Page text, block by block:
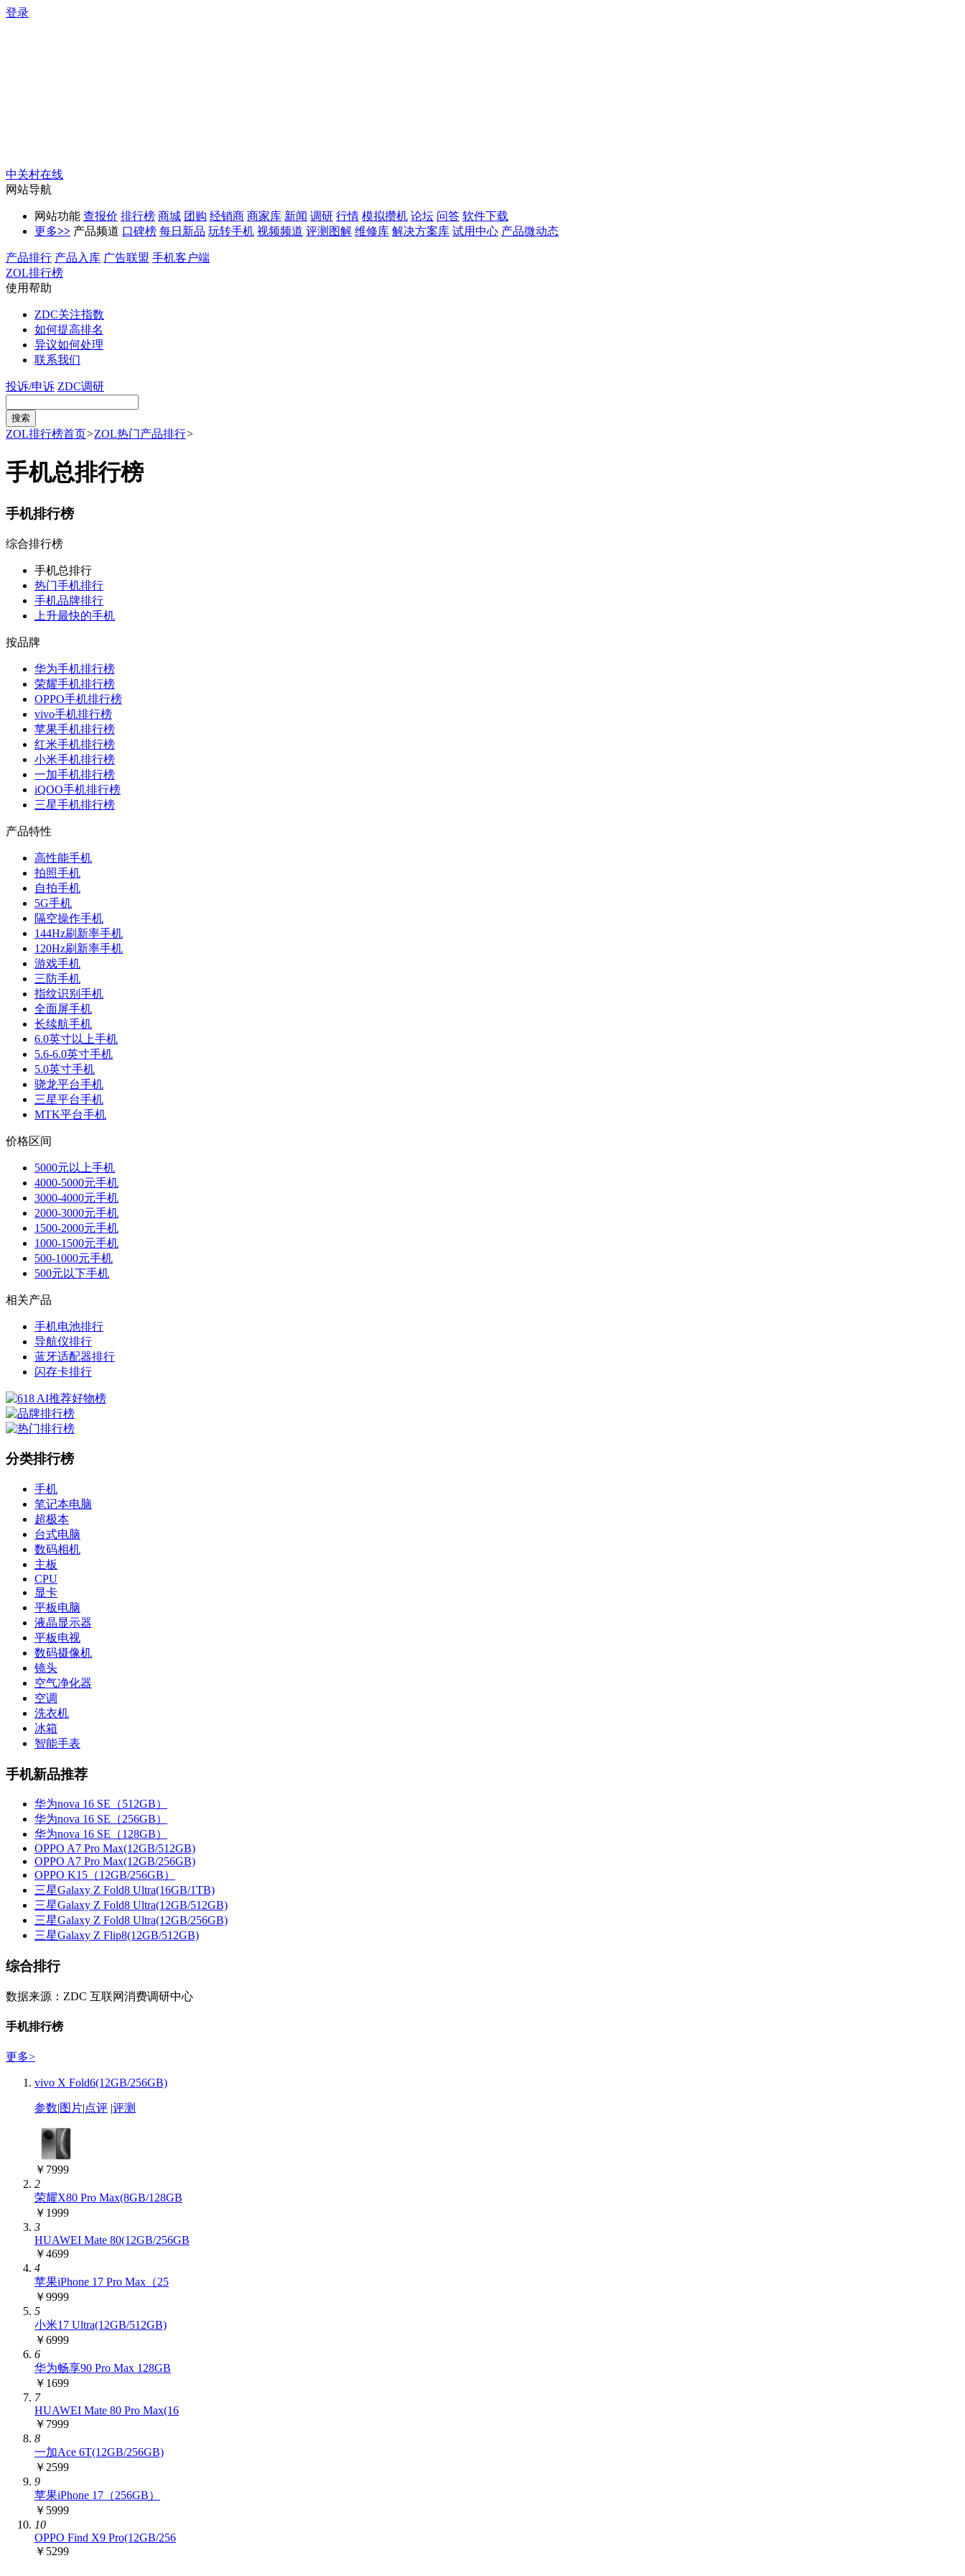
登录
中关村在线
网站导航
网站功能 查报价 排行榜 商城 团购 经销商 商家库 新闻 调研 行情 模拟攒机 论坛 问答 软件下载
更多>> 产品频道 口碑榜 每日新品 玩转手机 视频频道 评测图解 维修库 解决方案库 试用中心 产品微动态
产品排行 产品入库 广告联盟 手机客户端
ZOL排行榜
使用帮助
ZDC关注指数
如何提高排名
异议如何处理
联系我们
投诉/申诉 ZDC调研
ZOL排行榜首页>ZOL热门产品排行>
手机总排行榜
手机排行榜
综合排行榜
手机总排行
热门手机排行
手机品牌排行
上升最快的手机
按品牌
华为手机排行榜
荣耀手机排行榜
OPPO手机排行榜
vivo手机排行榜
苹果手机排行榜
红米手机排行榜
小米手机排行榜
一加手机排行榜
iQOO手机排行榜
三星手机排行榜
产品特性
高性能手机
拍照手机
自拍手机
5G手机
隔空操作手机
144Hz刷新率手机
120Hz刷新率手机
游戏手机
三防手机
指纹识别手机
全面屏手机
长续航手机
6.0英寸以上手机
5.6-6.0英寸手机
5.0英寸手机
骁龙平台手机
三星平台手机
MTK平台手机
价格区间
5000元以上手机
4000-5000元手机
3000-4000元手机
2000-3000元手机
1500-2000元手机
1000-1500元手机
500-1000元手机
500元以下手机
相关产品
手机电池排行
导航仪排行
蓝牙适配器排行
闪存卡排行
分类排行榜
手机
笔记本电脑
超极本
台式电脑
数码相机
主板
CPU
显卡
平板电脑
液晶显示器
平板电视
数码摄像机
镜头
空气净化器
空调
洗衣机
冰箱
智能手表
手机新品推荐
华为nova 16 SE（512GB）
华为nova 16 SE（256GB）
华为nova 16 SE（128GB）
OPPO A7 Pro Max(12GB/512GB)
OPPO A7 Pro Max(12GB/256GB)
OPPO K15（12GB/256GB）
三星Galaxy Z Fold8 Ultra(16GB/1TB)
三星Galaxy Z Fold8 Ultra(12GB/512GB)
三星Galaxy Z Fold8 Ultra(12GB/256GB)
三星Galaxy Z Flip8(12GB/512GB)
综合排行
数据来源：ZDC 互联网消费调研中心
手机排行榜
更多>
vivo X Fold6(12GB/256GB)
参数|图片|点评 |评测
￥7999
2
荣耀X80 Pro Max(8GB/128GB
￥1999
3
HUAWEI Mate 80(12GB/256GB
￥4699
4
苹果iPhone 17 Pro Max（25
￥9999
5
小米17 Ultra(12GB/512GB)
￥6999
6
华为畅享90 Pro Max 128GB
￥1699
7
HUAWEI Mate 80 Pro Max(16
￥7999
8
一加Ace 6T(12GB/256GB)
￥2599
9
苹果iPhone 17（256GB）
￥5999
10
OPPO Find X9 Pro(12GB/256
￥5299